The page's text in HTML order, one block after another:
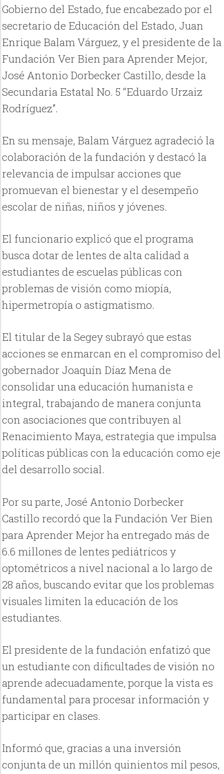
Gobierno del Estado, fue encabezado por el
secretario de Educación del Estado, Juan
Enrique Balam Várguez, y el presidente de la
Fundación Ver Bien para Aprender Mejor,
José Antonio Dorbecker Castillo, desde la
Secundaria Estatal No. 5 “Eduardo Urzaiz
Rodríguez”.
En su mensaje, Balam Várguez agradeció la
colaboración de la fundación y destacó la
relevancia de impulsar acciones que
promuevan el bienestar y el desempeño
escolar de niñas, niños y jóvenes.
El funcionario explicó que el programa
busca dotar de lentes de alta calidad a
estudiantes de escuelas públicas con
problemas de visión como miopía,
hipermetropía o astigmatismo.
El titular de la Segey subrayó que estas
acciones se enmarcan en el compromiso del
gobernador Joaquín Díaz Mena de
consolidar una educación humanista e
integral, trabajando de manera conjunta
con asociaciones que contribuyen al
Renacimiento Maya, estrategia que impulsa
políticas públicas con la educación como eje
del desarrollo social.
Por su parte, José Antonio Dorbecker
Castillo recordó que la Fundación Ver Bien
para Aprender Mejor ha entregado más de
6.6 millones de lentes pediátricos y
optométricos a nivel nacional a lo largo de
28 años, buscando evitar que los problemas
visuales limiten la educación de los
estudiantes.
El presidente de la fundación enfatizó que
un estudiante con dificultades de visión no
aprende adecuadamente, porque la vista es
fundamental para procesar información y
participar en clases.
Informó que, gracias a una inversión
conjunta de un millón quinientos mil pesos,